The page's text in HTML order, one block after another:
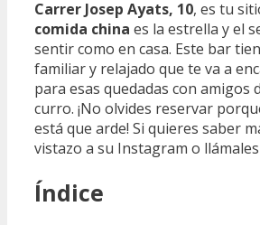
Carrer Josep Ayats, 10, es tu
comida china es la estrella y el
sentir como en casa. Este bar
familiar y relajado que te va a
para esas quedadas con amigos
curro. ¡No olvides reservar
está que arde! Si quieres saber
vistazo a su Instagram o
Índice